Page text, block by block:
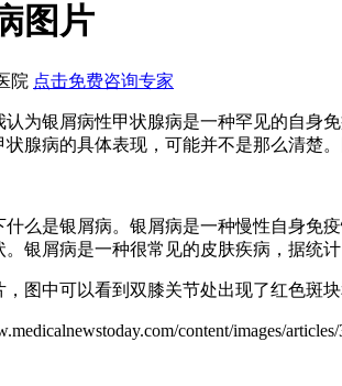
图片
院 点击免费咨询专家
为银屑病性甲状腺病是一种罕见的自身
腺病的具体表现，可能并不是那么清楚
么是银屑病。银屑病是一种慢性自身免
银屑病是一种很常见的皮肤疾病，据统
图中可以看到双膝关节处出现了红色斑块
content/images/